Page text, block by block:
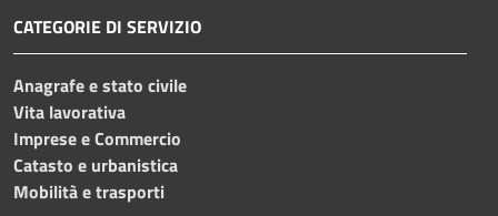
CATEGORIE DI SERVIZIO
Anagrafe e stato civile
Vita lavorativa
Imprese e Commercio
Catasto e urbanistica
Mobilità e trasporti